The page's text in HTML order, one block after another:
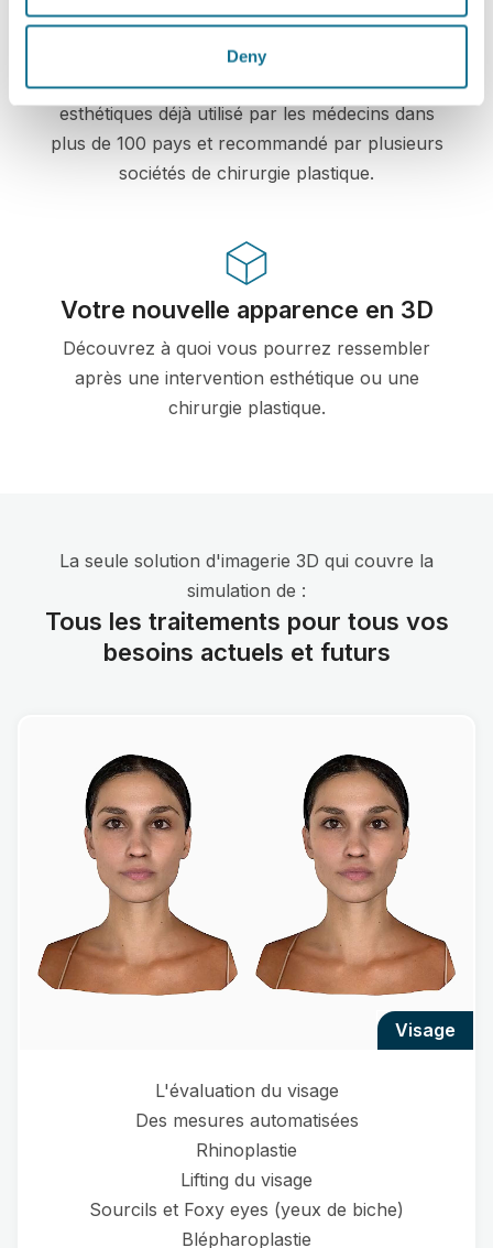
Deny
Solution High-tech
Le premier simulateur 3D en ligne pour la
chirurgie plastique et les interventions
esthétiques déjà utilisé par les médecins dans
plus de 100 pays et recommandé par plusieurs
sociétés de chirurgie plastique.
Votre nouvelle apparence en 3D
Découvrez à quoi vous pourrez ressembler
après une intervention esthétique ou une
chirurgie plastique.
La seule solution d'imagerie 3D qui couvre la
simulation de :
Tous les traitements pour tous vos
besoins actuels et futurs
visage
L'évaluation du visage
Des mesures automatisées
Rhinoplastie
Lifting du visage
Sourcils et Foxy eyes (yeux de biche)
Blépharoplastie